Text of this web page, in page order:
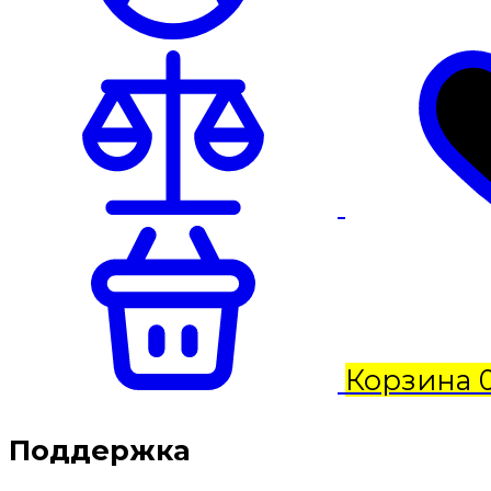
Корзина
Поддержка